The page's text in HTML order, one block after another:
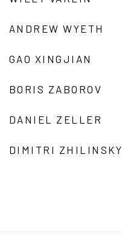
ANDREW WYETH
GAO XINGJIAN
BORIS ZABOROV
DANIEL ZELLER
DIMITRI ZHILINSKY